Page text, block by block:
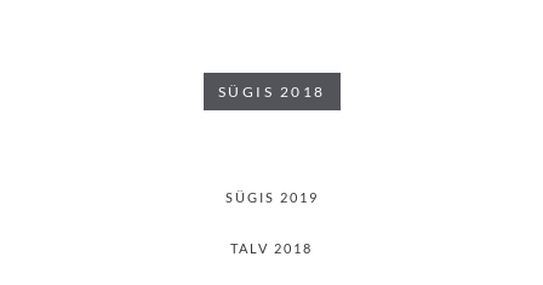
SÜGIS 2018
SÜGIS 2019
TALV 2018